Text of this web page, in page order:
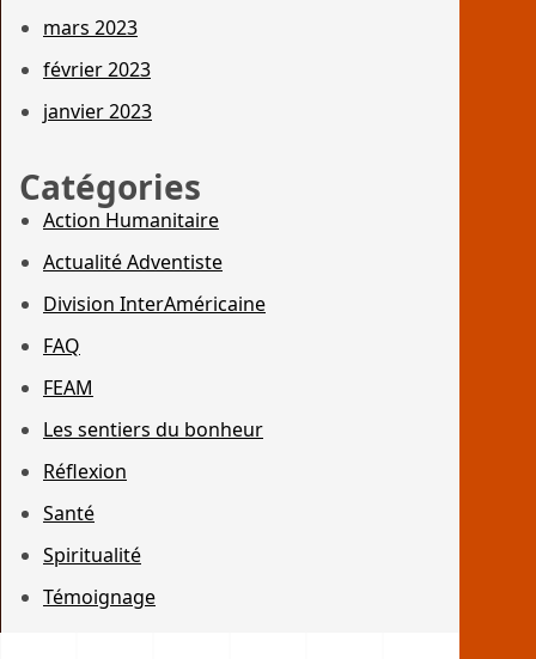
mars 2023
février 2023
janvier 2023
Catégories
Action Humanitaire
Actualité Adventiste
Division InterAméricaine
FAQ
FEAM
Les sentiers du bonheur
Réflexion
Santé
Spiritualité
Témoignage